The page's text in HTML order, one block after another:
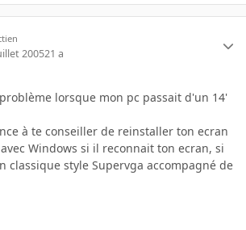
200521 a
lorsque mon pc passait d'un 14'
à te conseiller de reinstaller ton ecran
Windows si il reconnait ton ecran, si
classique style Supervga accompagné de